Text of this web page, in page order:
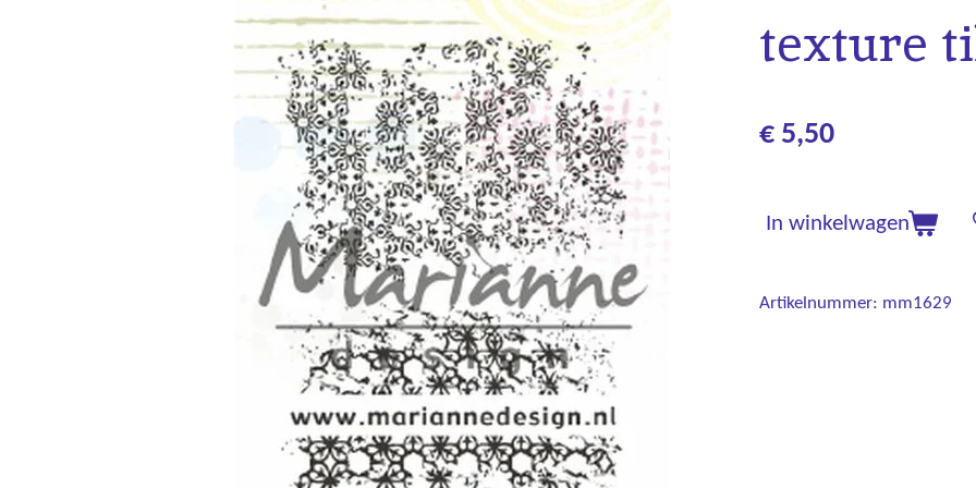
texture
€ 5,50
In winkelwagen
Artikelnummer: mm1629